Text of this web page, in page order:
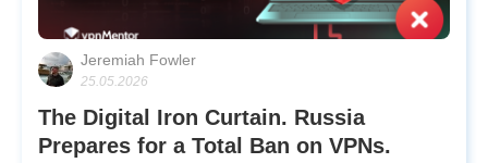
Jeremiah Fowler
25.05.2026
The Digital Iron Curtain. Russia
Prepares for a Total Ban on VPNs.